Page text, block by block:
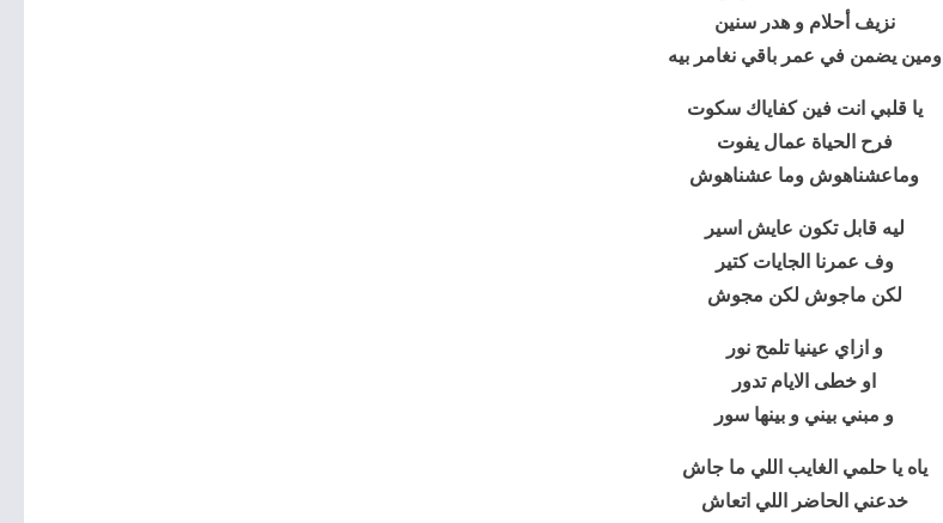
نزيف أحلام و هدر سنين
ومين يضمن في عمر باقي نغامر بيه
يا قلبي انت فين كفاياك سكوت
فرح الحياة عمال يفوت
وماعشناهوش وما عشناهوش
ليه قابل تكون عايش اسير
وف عمرنا الجايات كتير
لكن ماجوش لكن مجوش
و ازاي عينيا تلمح نور
او خطى الايام تدور
و مبني بيني و بينها سور
ياه يا حلمي الغايب اللي ما جاش
خدعني الحاضر اللي اتعاش